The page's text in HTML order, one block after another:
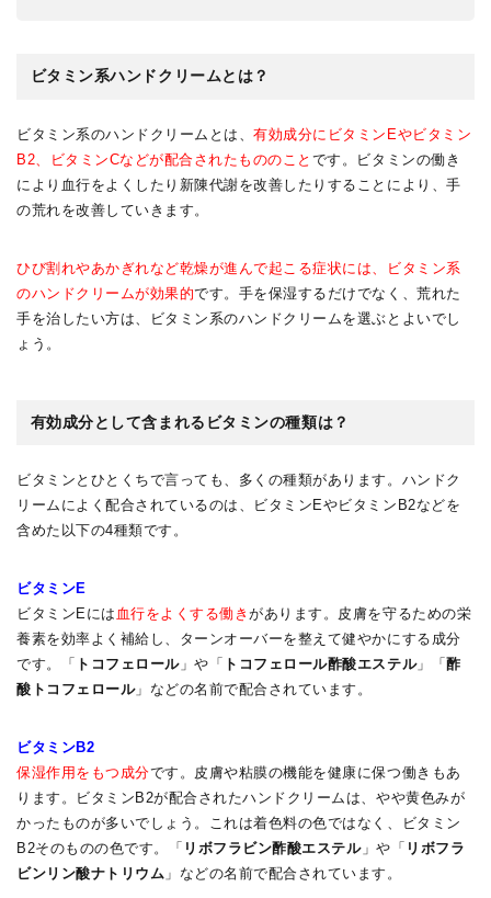
ビタミン系ハンドクリームとは？
ビタミン系のハンドクリームとは、有効成分にビタミンEやビタミン
B2、ビタミンCなどが配合されたもののこと です。ビタミンの働き
により血行をよくしたり新陳代謝を改善したりすることにより、手
の荒れを改善していきます。
ひび割れやあかぎれなど乾燥が進んで起こる症状には、ビタミン系
のハンドクリームが効果的です。手を保湿するだけでなく、荒れた
手を治したい方は、ビタミン系のハンドクリームを選ぶとよいでし
ょう。
有効成分として含まれるビタミンの種類は？
ビタミンとひとくちで言っても、多くの種類があります。ハンドク
リームによく配合されているのは、ビタミンEやビタミンB2などを
含めた以下の4種類です。
ビタミンE
ビタミンEには 血行をよくする働きがあります。皮膚を守るための栄
養素を効率よく補給し、ターンオーバーを整えて健やかにする成分
です。「 トコフェロール」や「 トコフェロール酢酸エステル」「酢
酸トコフェロール」などの名前で配合されています。
ビタミンB2
保湿作用をもつ成分です。皮膚や粘膜の機能を健康に保つ働きもあ
ります。ビタミンB2が配合されたハンドクリームは、やや黄色みが
かったものが多いでしょう。これは着色料の色ではなく、ビタミン
B2そのものの色です。「 リボフラビン酢酸エステル」や「 リボフラ
ビンリン酸ナトリウム 」などの名前で配合されています。